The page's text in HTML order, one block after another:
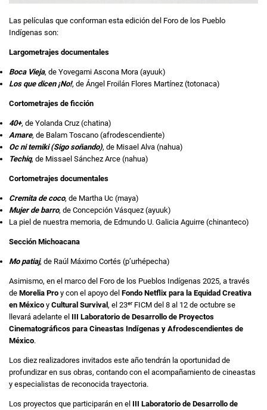
Las películas que conforman esta edición del Foro de los Pueblo
Indígenas son:
Largometrajes documentales
Boca Vieja, de Yovegami Ascona Mora (ayuuk)
Los que dicen ¡No!, de Ángel Froilán Flores Martínez (totonaca)
Cortometrajes de ficción
40+, de Yolanda Cruz (chatina)
Amare, de Balam Toscano (afrodescendiente)
Oc ni temiki (Sigo soñando), de Misael Alva (nahua)
Techiq, de Missael Sánchez Arce (nahua)
Cortometrajes documentales
Cremita de coco, de Martha Uc (maya)
Mujer de barro, de Concepción Vásquez (ayuuk)
La piel de nuestra memoria, de Edmundo U. Galicia Aguirre (chinanteco)
Sección Michoacana
Mo patiaj, de Raúl Máximo Cortés (p’urhépecha)
Asimismo, en el marco del Foro de los Pueblos Indígenas 2025, a través
de Morelia Pro y con el apoyo del Fondo Netflix para la Equidad Creativa
en México y Cultural Survival , el 23erFICM del 8 al 12 de octubre se
llevará adelante el III Laboratorio de Desarrollo de Proyectos
Cinematográficos para Cineastas Indígenas y Afrodescendientes de
México.
Los diez realizadores invitados este año tendrán la oportunidad de
profundizar en sus obras, contando con el acompañamiento de cineastas
y especialistas de reconocida trayectoria.
Los proyectos que participarán en el III Laboratorio de Desarrollo de